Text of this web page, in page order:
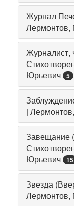
Журнал
Журналист,
Юрьевич
5
|
Завещание
Юрьевич
15
Звезда